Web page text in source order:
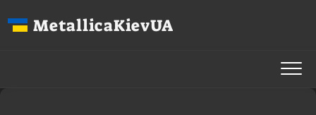
до
MetallicaKievUA